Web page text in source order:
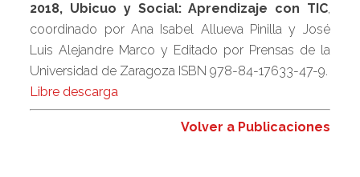
2018, Ubicuo y Social: Aprendizaje con TIC,
coordinado por Ana Isabel Allueva Pinilla y José
Luis Alejandre Marco y Editado por Prensas de la
Universidad de Zaragoza ISBN 978-84-17633-47-9.
Libre descarga
Volver a Publicaciones